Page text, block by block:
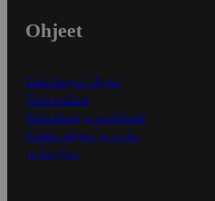
Ohjeet
Ensitilaajan ohjeet
Näin maksat
Näin tilaat ja muokkaat
Kaikki ohjeet ja vinkit
In English